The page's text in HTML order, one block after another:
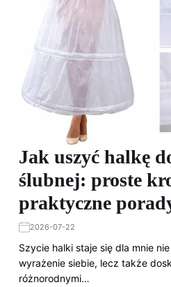
Jak uszyć halkę
ślubnej: proste
praktyczne
2026-07-22
Szycie halki staje się dla mnie
wyrażenie siebie, lecz także
różnorodnymi…